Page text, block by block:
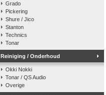
Grado
Pickering
Shure / Jico
Stanton
Technics
Tonar
Reiniging / Onderhoud
Okki Nokki
Tonar / QS Audio
Overige